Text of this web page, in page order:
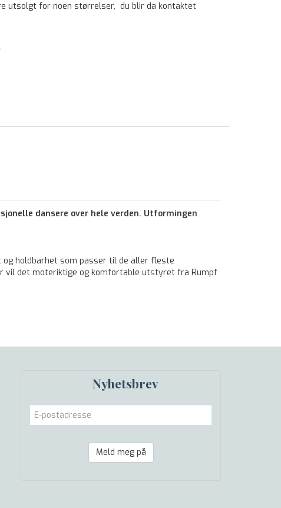
utsolgt for noen størrelser, du blir da kontaktet
dansere over hele verden. Utformingen
holdbarhet som passer til de aller fleste
vil det moteriktige og komfortable utstyret fra Rumpf
Nyhetsbrev
Meld meg på